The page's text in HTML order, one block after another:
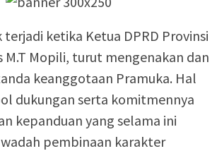
ketika Ketua DPRD Provinsi
M.T Mopili, turut mengenakan dan
keanggotaan Pramuka. Hal
dukungan serta komitmennya
kepanduan yang selama ini
pembinaan karakter